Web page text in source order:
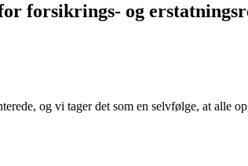
forsikrings- og
og vi tager det som en selvfølge, at alle